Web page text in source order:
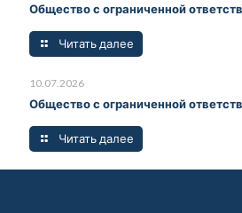
Общество с ограниченной
Читать далее
10.07.2026
Общество с ограниченной
Читать далее